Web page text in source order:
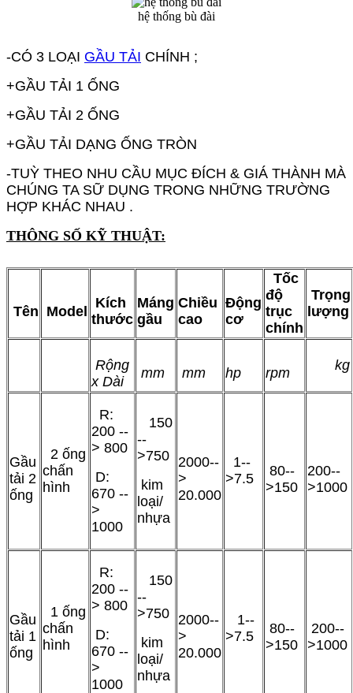
hệ thống bù đài
-CÓ 3 LOẠI GẦU TẢI CHÍNH ;
+GẦU TẢI 1 ỐNG
+GẦU TẢI 2 ỐNG
+GẦU TẢI DẠNG ỐNG TRÒN
-TUỲ THEO NHU CẦU MỤC ĐÍCH & GIÁ THÀNH MÀ
CHÚNG TA SỮ DỤNG TRONG NHỮNG TRƯỜNG
HỢP KHÁC NHAU .
THÔNG SỐ KỸ THUẬT:
Tên Model
Kích
thước
Máng
gầu
Chiều
cao
Động
cơ
Tốc
độ
trục
chính
Trọng
lượng
Rộng
x Dài
mm mm hp rpm kg
Gầu
tải 2
ống
2 ống
chấn
hình
R:
200 --
> 800
D:
670 --
>
1000
150
--
>750
kim
loại/
nhựa
2000--
>
20.000
1--
>7.5
80--
>150
200--
>1000
Gầu
tải 1
ống
1 ống
chấn
hình
R:
200 --
> 800
D:
670 --
>
1000
150
--
>750
kim
loại/
nhựa
2000--
>
20.000
1--
>7.5
80--
>150
200--
>1000